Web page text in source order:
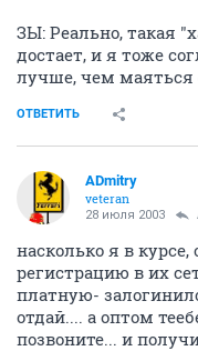
ЗЫ: Реально, такая
достает, и я тоже
лучше, чем маяться
ОТВЕТИТЬ
ADmitry
veteran
28 июля 2003
насколько я в
регистрацию в их
платную-
отдай.... а оптом
позвоните... и